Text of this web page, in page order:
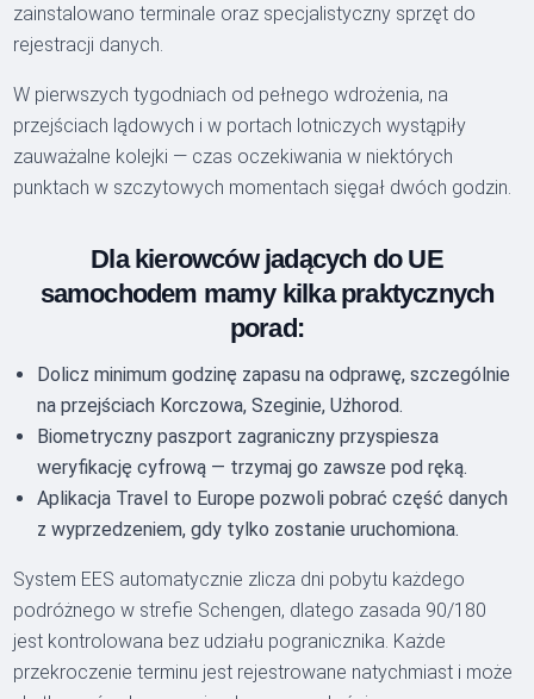
zainstalowano terminale oraz specjalistyczny sprzęt do
rejestracji danych.
W pierwszych tygodniach od pełnego wdrożenia, na
przejściach lądowych i w portach lotniczych wystąpiły
zauważalne kolejki — czas oczekiwania w niektórych
punktach w szczytowych momentach sięgał dwóch godzin.
Dla kierowców jadących do UE
samochodem mamy kilka praktycznych
porad:
Dolicz minimum godzinę zapasu na odprawę, szczególnie
na przejściach Korczowa, Szeginie, Użhorod.
Biometryczny paszport zagraniczny przyspiesza
weryfikację cyfrową — trzymaj go zawsze pod ręką.
Aplikacja Travel to Europe pozwoli pobrać część danych
z wyprzedzeniem, gdy tylko zostanie uruchomiona.
System EES automatycznie zlicza dni pobytu każdego
podróżnego w strefie Schengen, dlatego zasada 90/180
jest kontrolowana bez udziału pogranicznika. Każde
przekroczenie terminu jest rejestrowane natychmiast i może